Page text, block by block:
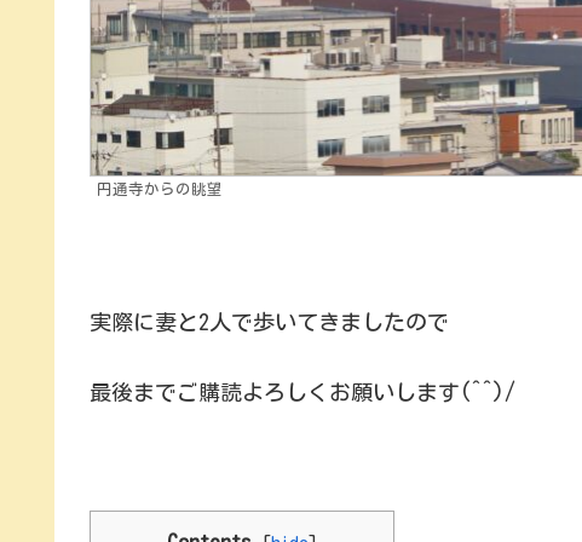
円通寺からの眺望
実際に妻と2人で歩いてきましたので
最後までご購読よろしくお願いします(^^)/